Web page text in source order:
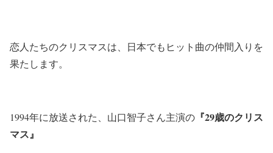
恋人たちのクリスマスは、日本でもヒット曲の仲間入りを
果たします。
1994年に放送された、山口智子さん主演の 『29歳のクリス
マス』